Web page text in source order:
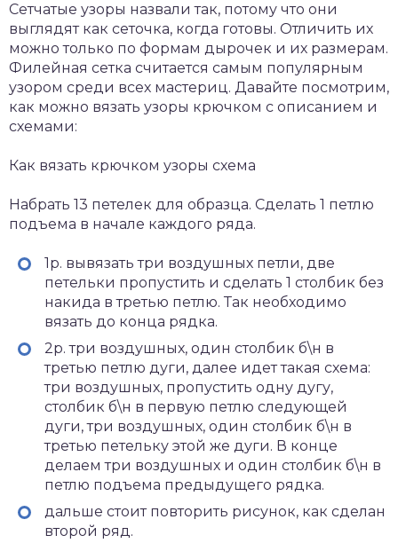
Сетчатые узоры назвали так, потому что они
выглядят как сеточка, когда готовы. Отличить их
можно только по формам дырочек и их размерам.
Филейная сетка считается самым популярным
узором среди всех мастериц. Давайте посмотрим,
как можно вязать узоры крючком с описанием и
схемами:
Как вязать крючком узоры схема
Набрать 13 петелек для образца. Сделать 1 петлю
подъема в начале каждого ряда.
1р. вывязать три воздушных петли, две
петельки пропустить и сделать 1 столбик без
накида в третью петлю. Так необходимо
вязать до конца рядка.
2р. три воздушных, один столбик б\н в
третью петлю дуги, далее идет такая схема:
три воздушных, пропустить одну дугу,
столбик б\н в первую петлю следующей
дуги, три воздушных, один столбик б\н в
третью петельку этой же дуги. В конце
делаем три воздушных и один столбик б\н в
петлю подъема предыдущего рядка.
дальше стоит повторить рисунок, как сделан
второй ряд.